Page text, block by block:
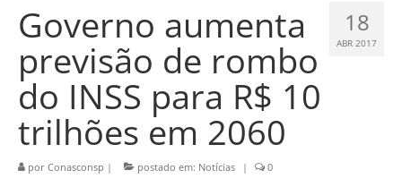
18
ABR 2017
Governo aumenta
previsão de rombo
do INSS para R$ 10
trilhões em 2060
por Conasconsp | postado em: Notícias | 0